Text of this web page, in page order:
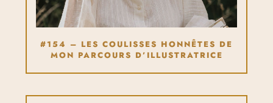
#154 – LES COULISSES HONNÊTES DE
MON PARCOURS D’ILLUSTRATRICE